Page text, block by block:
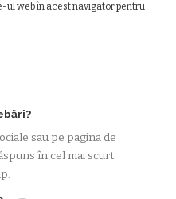
ul web în acest navigator pentru
sau pe pagina de
în cel mai scurt